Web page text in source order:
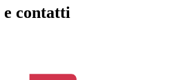
e contatti